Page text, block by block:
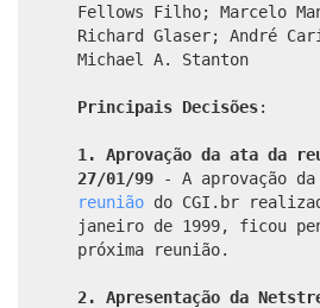
Fellows Filho; Marcelo
Richard Glaser; André
Michael A. Stanton
Principais Decisões:
1. Aprovação da ata da
27/01/99 - A aprovação
reunião do CGI.br
janeiro de 1999, ficou
próxima reunião.
2. Apresentação da